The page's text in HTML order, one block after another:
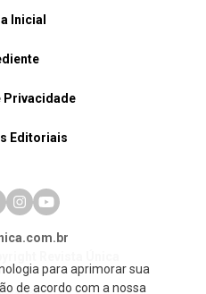
Inicial
Privacidade
Editoriais
para aprimorar sua
de acordo com a nossa